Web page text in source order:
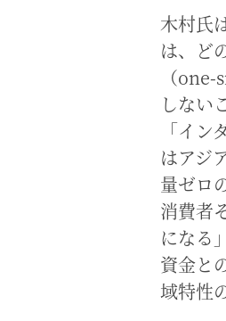
木村氏
は、ど
（
しない
「イ
はアジ
量ゼロ
消費者
になる
資金と
域特性